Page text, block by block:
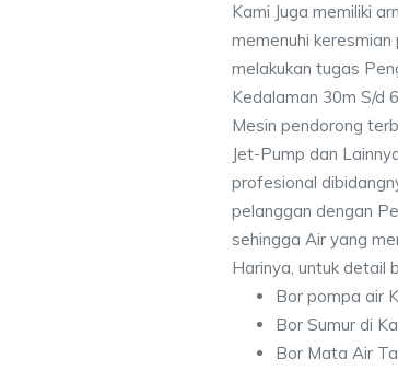
Kami Juga memiliki
memenuhi
melakukan tugas
Kedalaman 30m S/d
Mesin pendorong
Jet-Pump dan
profesional
pelanggan dengan
sehingga Air yang
Harinya, untuk detail
Bor pompa air
Bor Sumur di
Bor Mata Air